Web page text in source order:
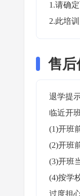
1.请确
2.此培
售后
退学提
临近开
(1)开班
(2)开班
(3)开班
(4)按学
过度担心